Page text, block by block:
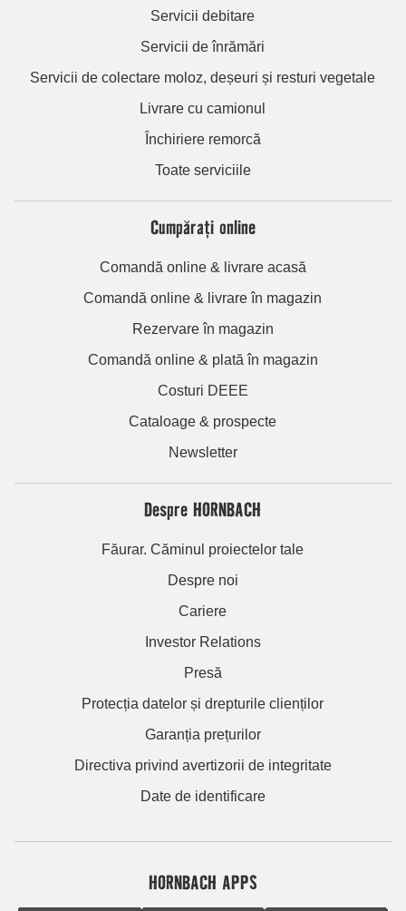
Servicii debitare
Servicii de înrămări
Servicii de colectare moloz, deșeuri și resturi vegetale
Livrare cu camionul
Închiriere remorcă
Toate serviciile
Cumpărați online
Comandă online & livrare acasă
Comandă online & livrare în magazin
Rezervare în magazin
Comandă online & plată în magazin
Costuri DEEE
Cataloage & prospecte
Newsletter
Despre HORNBACH
Făurar. Căminul proiectelor tale
Despre noi
Cariere
Investor Relations
Presă
Protecția datelor și drepturile clienților
Garanția prețurilor
Directiva privind avertizorii de integritate
Date de identificare
HORNBACH APPS